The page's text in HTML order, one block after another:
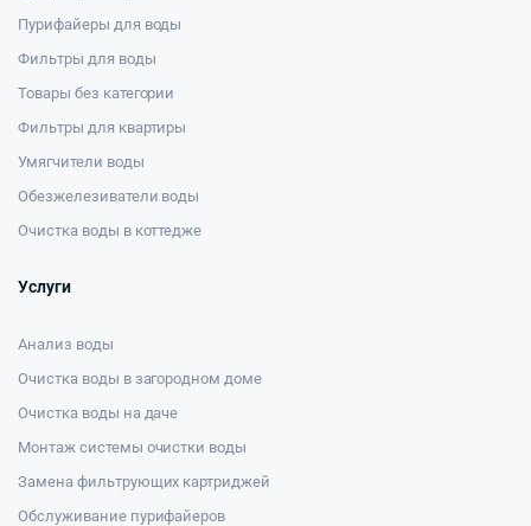
Пурифайеры для воды
Фильтры для воды
Товары без категории
Фильтры для квартиры
Умягчители воды
Обезжелезиватели воды
Очистка воды в коттедже
Услуги
Анализ воды
Очистка воды в загородном доме
Очистка воды на даче
Монтаж системы очистки воды
Замена фильтрующих картриджей
Обслуживание пурифайеров